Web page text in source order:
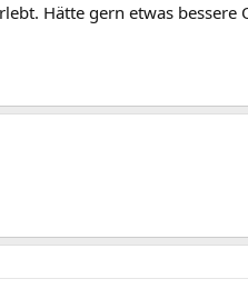
Hätte gern etwas bessere